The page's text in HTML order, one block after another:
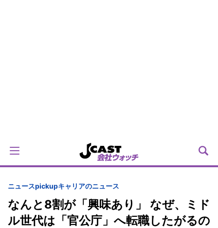
ニュースpickupキャリアのニュース
なんと8割が「興味あり」 なぜ、ミド
ル世代は「官公庁」へ転職したがるの